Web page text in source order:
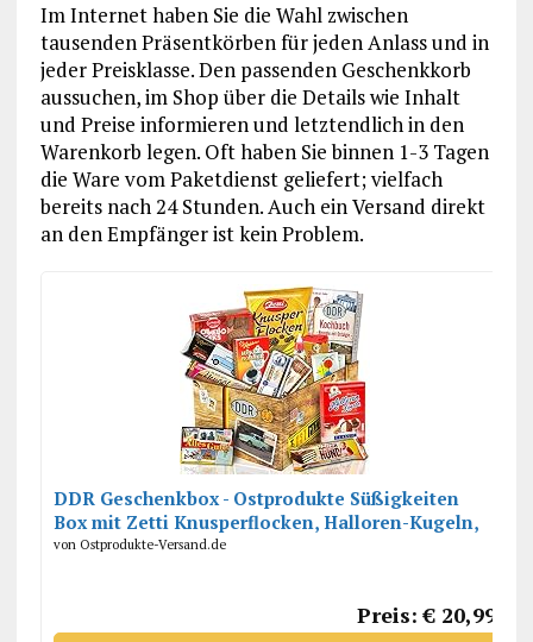
Im Internet haben Sie die Wahl zwischen
tausenden Präsentkörben für jeden Anlass und in
jeder Preisklasse. Den passenden Geschenkkorb
aussuchen, im Shop über die Details wie Inhalt
und Preise informieren und letztendlich in den
Warenkorb legen. Oft haben Sie binnen 1-3 Tagen
die Ware vom Paketdienst geliefert; vielfach
bereits nach 24 Stunden. Auch ein Versand direkt
an den Empfänger ist kein Problem.
DDR Geschenkbox - Ostprodukte Süßigkeiten
Box mit Zetti Knusperflocken, Halloren-Kugeln,
Viba Nougat Stange uvm.
von Ostprodukte-Versand.de
Preis: € 20,99